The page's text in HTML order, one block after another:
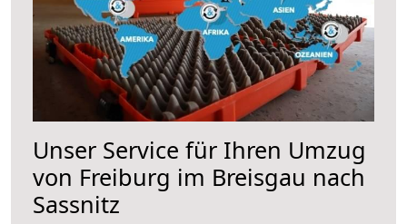
Unser Service für Ihren Umzug
von Freiburg im Breisgau nach
Sassnitz